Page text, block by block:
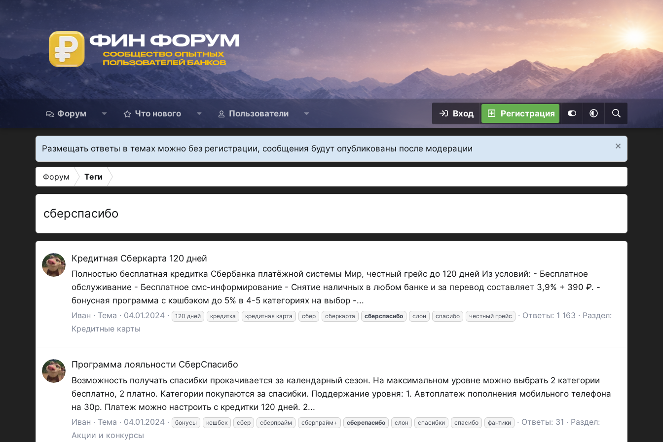
Форум Что нового Пользователи Вход Регистрация
Размещать ответы в темах можно без регистрации, сообщения будут опубликованы после модерации
Форум Теги
сберспасибо
Кредитная Сберкарта 120 дней
Полностью бесплатная кредитка Сбербанка платёжной системы Мир, честный грейс до 120 дней Из условий: - Бесплатное
обслуживание - Бесплатное смс-информирование - Снятие наличных в любом банке и за перевод составляет 3,9% + 390 ₽. -
бонусная программа с кэшбэком до 5% в 4-5 категориях на выбор -...
Иван
Тема 04.01.2024 120 дней кредитка кредитная карта сбер сберкарта сберспасибо слон спасибо честный грейс Ответы: 1 163
Раздел:
Кредитные карты
Программа лояльности СберСпасибо
Возможность получать спасибки прокачивается за календарный сезон. На максимальном уровне можно выбрать 2 категории
бесплатно, 2 платно. Категории покупаются за спасибки. Поддержание уровня: 1. Автоплатеж пополнения мобильного телефона
на 30р. Платеж можно настроить с кредитки 120 дней. 2...
Иван
Тема 04.01.2024 бонусы кешбек сбер сберпрайм сберпрайм+ сберспасибо слон спасибки спасибо фантики Ответы: 31
Раздел:
Акции и конкурсы